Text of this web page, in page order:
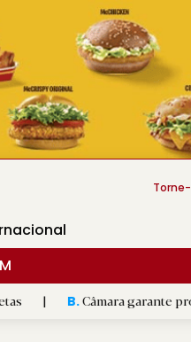
Braga
Câmara garante prontidão de